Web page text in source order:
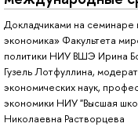
Докладчиками на
экономика» Факультета
политики НИУ ВШЭ Ирина
Гузель Лотфуллина,
экономических наук,
экономики НИУ "Высшая
Николаевна Растворцева